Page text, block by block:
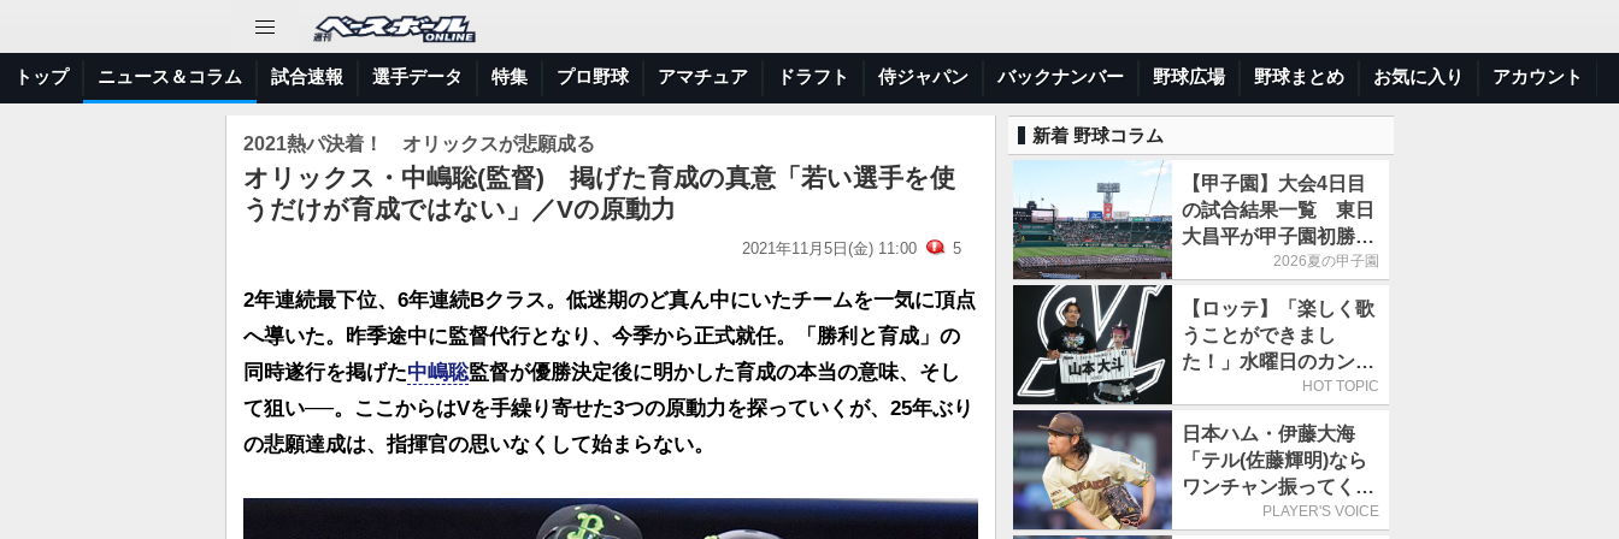
トップ ニュース＆コラム 試合速報 選手データ 特集 プロ野球 アマチュア ドラフト 侍ジャパン バックナンバー 野球広場 野球まとめ お気に入り アカウント
2021熱パ決着！ オリックスが悲願成る
オリックス・中嶋聡(監督) 掲げた育成の真意「若い選手を使
うだけが育成ではない」／Vの原動力
2021年11月5日(金) 11:00 5
2年連続最下位、6年連続Bクラス。低迷期のど真ん中にいたチームを一気に頂点
へ導いた。昨季途中に監督代行となり、今季から正式就任。「勝利と育成」の
同時遂行を掲げた中嶋聡監督が優勝決定後に明かした育成の本当の意味、そし
て狙い──。ここからはVを手繰り寄せた3つの原動力を探っていくが、25年ぶり
の悲願達成は、指揮官の思いなくして始まらない。
新着 野球コラム
【甲子園】大会4日目
の試合結果一覧 東日
大昌平が甲子園初勝
利、青森山田は1点差
2026夏の甲子園
【ロッテ】「楽しく歌
うことができまし
た！」水曜日のカンパ
ネラ、8月8日のオリッ
に来場
HOT TOPIC
日本ハム・伊藤大海
「テル(佐藤輝明)なら
ワンチャン振ってくれ
るかなと思って超スロ
PLAYER'S VOICE